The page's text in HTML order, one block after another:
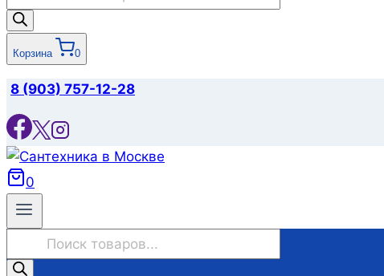
товаров
Корзина 0
8 (903) 757-12-28
0
товаров